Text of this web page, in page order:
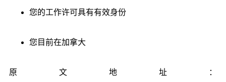
您的工作许可具有有效身份
您目前在加拿大
原文地址：